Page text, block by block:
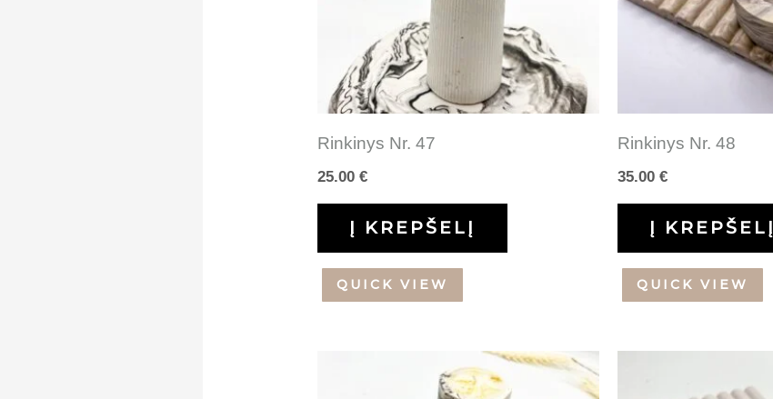
Rinkinys Nr. 47
25.00€
Į KREPŠELĮ
QUICK VIEW
Rinkinys Nr. 48
35.00€
Į KREPŠELĮ
QUICK VIEW